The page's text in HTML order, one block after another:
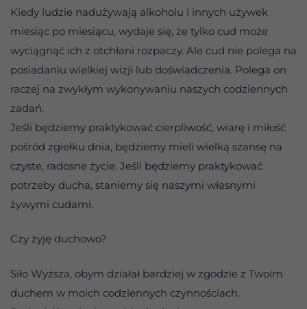
Kiedy ludzie nadużywają alkoholu i innych używek
miesiąc po miesiącu, wydaje się, że tylko cud może
wyciągnąć ich z otchłani rozpaczy. Ale cud nie polega na
posiadaniu wielkiej wizji lub doświadczenia. Polega on
raczej na zwykłym wykonywaniu naszych codziennych
zadań.
Jeśli będziemy praktykować cierpliwość, wiarę i miłość
pośród zgiełku dnia, będziemy mieli wielką szansę na
czyste, radosne życie. Jeśli będziemy praktykować
potrzeby ducha, staniemy się naszymi własnymi
żywymi cudami.
Czy żyję duchowo?
Siło Wyższa, obym działał bardziej w zgodzie z Twoim
duchem w moich codziennych czynnościach.